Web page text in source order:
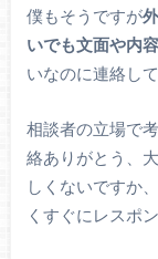
僕もそうですが
いでも文面や内
いなのに連絡し
相談者の立場で
絡ありがとう、
しくないですか
くすぐにレスポ